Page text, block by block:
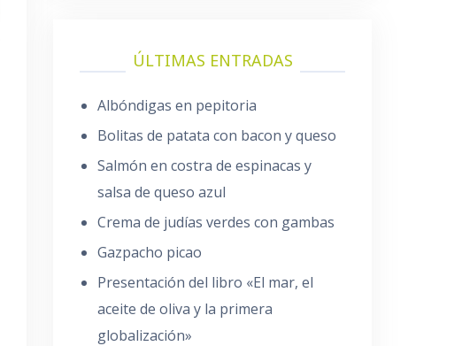
ÚLTIMAS ENTRADAS
Albóndigas en pepitoria
Bolitas de patata con bacon y queso
Salmón en costra de espinacas y
salsa de queso azul
Crema de judías verdes con gambas
Gazpacho picao
Presentación del libro «El mar, el
aceite de oliva y la primera
globalización»